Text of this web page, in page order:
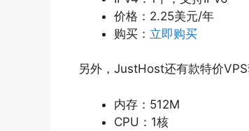
价格：2.25美元/年
购买： 立即购买
另外，JustHost还有款特价
内存：512M
CPU：1核